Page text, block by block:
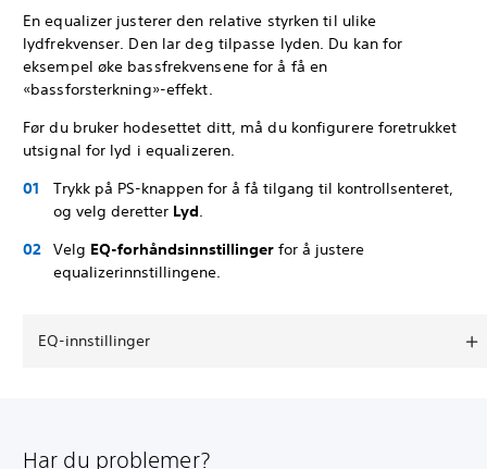
En equalizer justerer den relative styrken til ulike
lydfrekvenser. Den lar deg tilpasse lyden. Du kan for
eksempel øke bassfrekvensene for å få en
«bassforsterkning»-effekt.
Før du bruker hodesettet ditt, må du konfigurere foretrukket
utsignal for lyd i equalizeren.
Trykk på PS-knappen for å få tilgang til kontrollsenteret,
og velg deretter Lyd.
Velg EQ-forhåndsinnstillinger for å justere
equalizerinnstillingene.
EQ-innstillinger
Har du problemer?